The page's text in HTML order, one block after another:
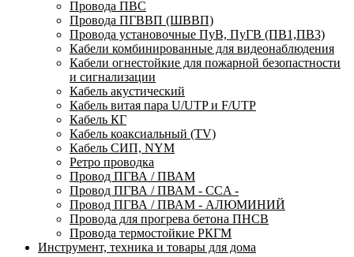
Провода ПВС
Провода ПГВВП (ШВВП)
Провода установочные ПуВ, ПуГВ (ПВ1,ПВ3)
Кабели комбинированные для видеонаблюдения
Кабели огнестойкие для пожарной безопастности
и сигнализации
Кабель акустический
Кабель витая пара U/UTP и F/UTP
Кабель КГ
Кабель коаксиальный (TV)
Кабель СИП, NYM
Ретро проводка
Провод ПГВА / ПВАМ
Провод ПГВА / ПВАМ - CCA -
Провод ПГВА / ПВАМ - АЛЮМИНИЙ
Провода для прогрева бетона ПНСВ
Провода термостойкие РКГМ
Инструмент, техника и товары для дома